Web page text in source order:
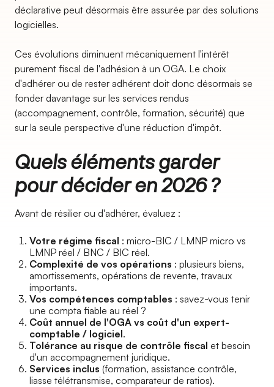
déclarative peut désormais être assurée par des solutions
logicielles.
Ces évolutions diminuent mécaniquement l'intérêt
purement fiscal de l'adhésion à un OGA. Le choix
d'adhérer ou de rester adhérent doit donc désormais se
fonder davantage sur les services rendus
(accompagnement, contrôle, formation, sécurité) que
sur la seule perspective d'une réduction d'impôt.
Quels éléments garder
pour décider en 2026 ?
Avant de résilier ou d'adhérer, évaluez :
Votre régime fiscal : micro-BIC / LMNP micro vs
LMNP réel / BNC / BIC réel.
Complexité de vos opérations : plusieurs biens,
amortissements, opérations de revente, travaux
importants.
Vos compétences comptables : savez-vous tenir
une compta fiable au réel ?
Coût annuel de l'OGA vs coût d'un expert-
comptable / logiciel.
Tolérance au risque de contrôle fiscal et besoin
d'un accompagnement juridique.
Services inclus (formation, assistance contrôle,
liasse télétransmise, comparateur de ratios).